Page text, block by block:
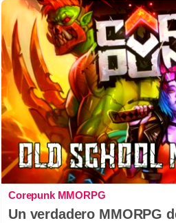
Corepunk MMORPG
Un verdadero MMORPG